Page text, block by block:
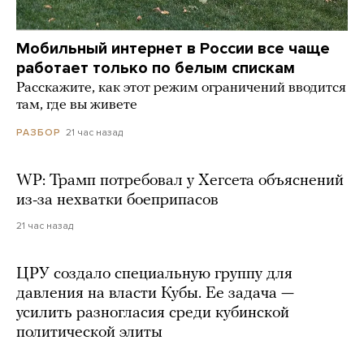
Мобильный интернет в России все чаще
работает только по белым спискам
Расскажите, как этот режим ограничений вводится
там, где вы живете
РАЗБОР 21 час назад
WP: Трамп потребовал у Хегсета объяснений
из-за нехватки боеприпасов
21 час назад
ЦРУ создало специальную группу для
давления на власти Кубы. Ее задача —
усилить разногласия среди кубинской
политической элиты